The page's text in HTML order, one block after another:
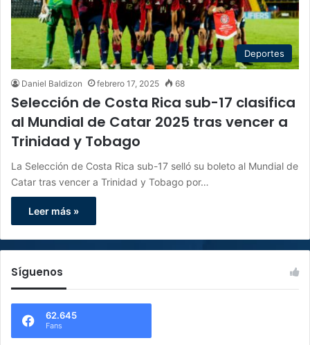
Deportes
Daniel Baldizon febrero 17, 2025 68
Selección de Costa Rica sub-17 clasifica
al Mundial de Catar 2025 tras vencer a
Trinidad y Tobago
La Selección de Costa Rica sub-17 selló su boleto al Mundial de
Catar tras vencer a Trinidad y Tobago por…
Leer más »
Síguenos
62.645
Fans